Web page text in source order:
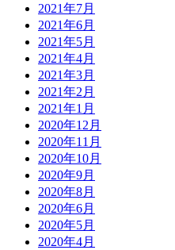
2021年7月
2021年6月
2021年5月
2021年4月
2021年3月
2021年2月
2021年1月
2020年12月
2020年11月
2020年10月
2020年9月
2020年8月
2020年6月
2020年5月
2020年4月